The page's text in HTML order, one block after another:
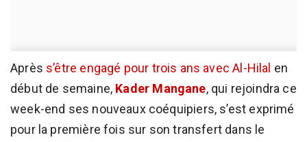
Après s’être engagé pour trois ans avec Al-Hilal en
début de semaine, Kader Mangane, qui rejoindra ce
week-end ses nouveaux coéquipiers, s’est exprimé
pour la première fois sur son transfert dans le